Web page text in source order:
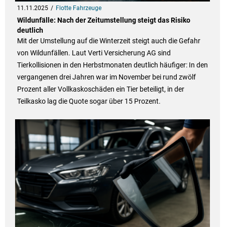
11.11.2025 Flotte Fahrzeuge
Wildunfälle: Nach der Zeitumstellung steigt das Risiko
deutlich
Mit der Umstellung auf die Winterzeit steigt auch die Gefahr
von Wildunfällen. Laut Verti Versicherung AG sind
Tierkollisionen in den Herbstmonaten deutlich häufiger: In den
vergangenen drei Jahren war im November bei rund zwölf
Prozent aller Vollkaskoschäden ein Tier beteiligt, in der
Teilkasko lag die Quote sogar über 15 Prozent.